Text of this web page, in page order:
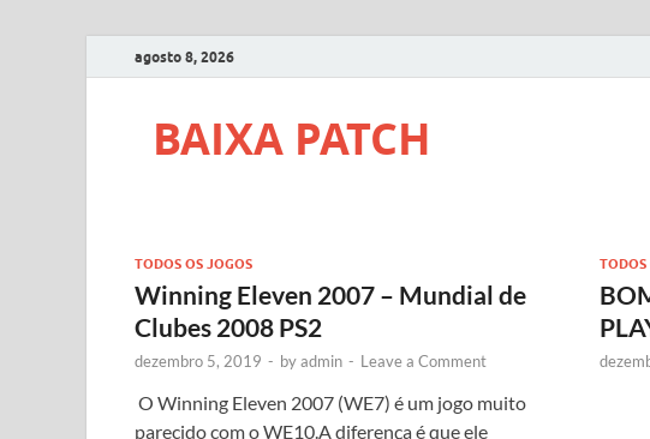
agosto 8, 2026
BAIXA PATCH
TODOS OS JOGOS
Winning Eleven 2007 – Mundial de
Clubes 2008 PS2
dezembro 5, 2019 - byadmin - Leave a Comment
O Winning Eleven 2007 (WE7) é um jogo muito
parecido com o WE10.A diferença é que ele
TODOS